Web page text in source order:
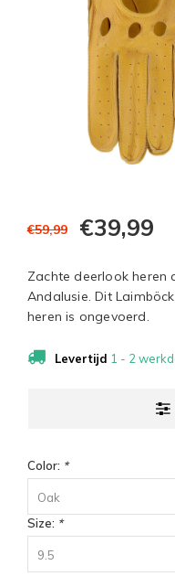
€59,99 €39,99
Zachte deerlook heren
Andalusie. Dit
heren is ongevoerd.
Levertijd 1 - 2
Color: *
Oak
Size: *
9.5